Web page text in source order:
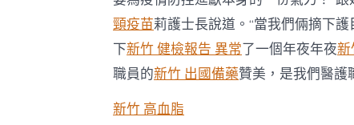
頸疫苗莉護士長說道。“當我們倆摘下
下新竹 健檢報告 異常了一個年夜年夜新
職員的新竹 出國備藥贊美，是我們醫護
新竹 高血脂